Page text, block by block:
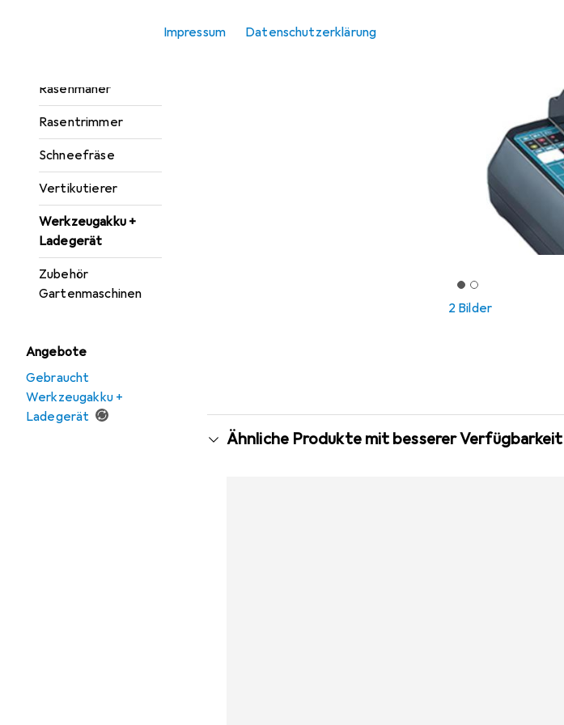
Impressum Datenschutzerklärung
Rasenmäher
Rasentrimmer
Schneefräse
Vertikutierer
Werkzeugakku +
Ladegerät
Zubehör
Gartenmaschinen
Angebote
Gebraucht
Werkzeugakku +
Ladegerät
2 Bilder
Ähnliche Produkte mit besserer Verfügbarkeit